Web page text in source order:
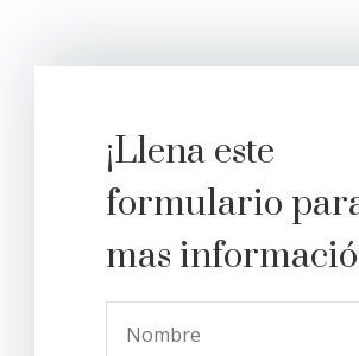
¡Llena este
formulario
mas